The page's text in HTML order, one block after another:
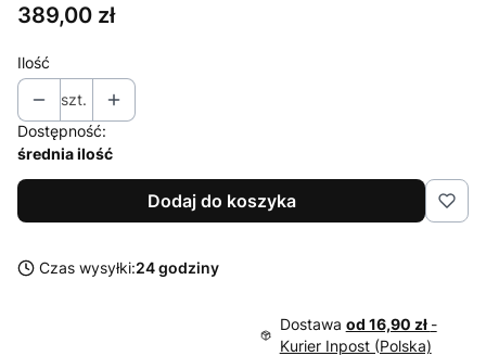
Cena
389,00 zł
Ilość
szt.
Dostępność:
średnia ilość
Dodaj do koszyka
Czas wysyłki:24 godziny
Dostawa od 16,90 zł -
Kurier Inpost (Polska)